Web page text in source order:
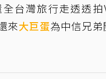
台灣旅行走透透
來大巨蛋為中信兄